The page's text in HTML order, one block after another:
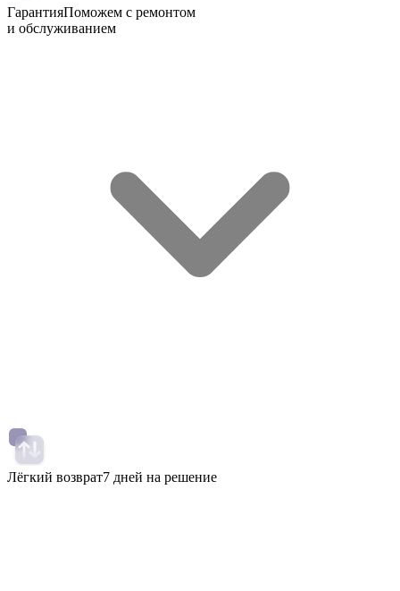
ГарантияПоможем с ремонтом
и обслуживанием
Лёгкий возврат7 дней на решение